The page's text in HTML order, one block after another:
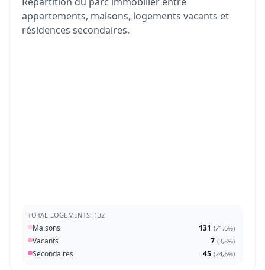
appartements, maisons, logements vacants et
résidences secondaires.
TOTAL LOGEMENTS: 132
Maisons 131 (71,6%)
Vacants 7 (3,8%)
Secondaires 45 (24,6%)